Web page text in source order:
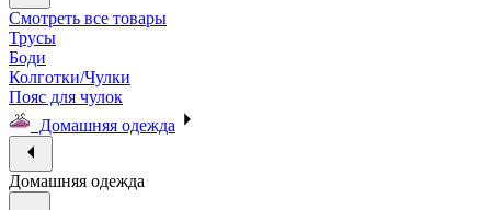
Смотреть все товары
Трусы
Боди
Колготки/Чулки
Пояс для чулок
Домашняя одежда
Домашняя одежда